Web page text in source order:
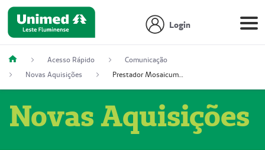
Login
Acesso Rápido
Comunicação
Novas Aquisições
Prestador Mosaicum Espaço Clínico Ltda (51004352-0)
Novas Aquisições